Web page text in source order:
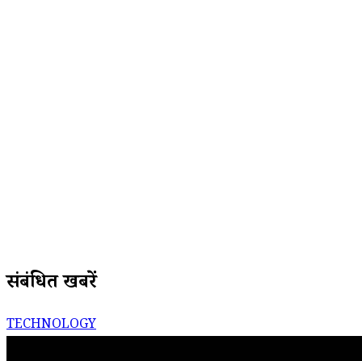
संबंधित खबरें
TECHNOLOGY